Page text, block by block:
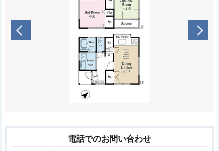
電話でのお問い合わせ